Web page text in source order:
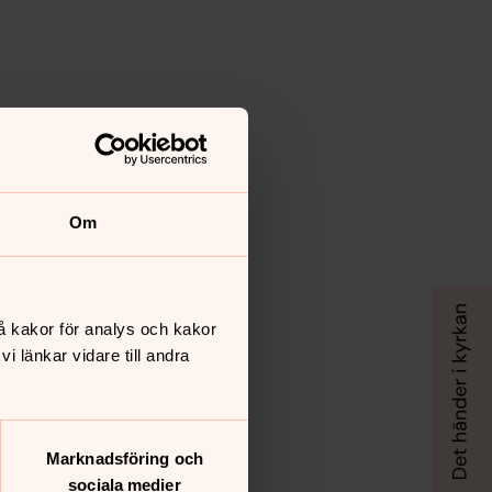
Om
kakor för analys och kakor
länkar vidare till andra
Marknadsföring och
sociala medier